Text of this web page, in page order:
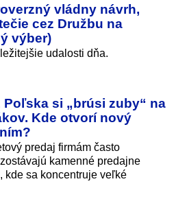
vládny návrh,
cez Družbu na
výber)
udalosti dňa.
si „brúsi zuby“ na
Kde otvorí nový
predaj firmám často
kamenné predajne
kde sa koncentruje veľké